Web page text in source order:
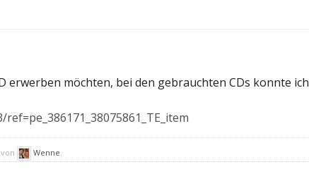
erwerben möchten, bei den gebrauchten CDs konnte ich
Wenne.